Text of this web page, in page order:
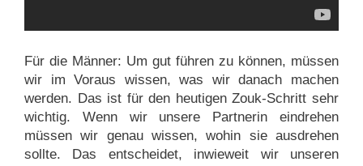
Für die Männer: Um gut führen zu können, müssen
wir im Voraus wissen, was wir danach machen
werden. Das ist für den heutigen Zouk-Schritt sehr
wichtig. Wenn wir unsere Partnerin eindrehen
müssen wir genau wissen, wohin sie ausdrehen
sollte. Das entscheidet, inwieweit wir unseren